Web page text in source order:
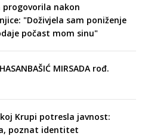
progovorila nakon
"Doživjela sam poniženje
počast mom sinu"
MIRSADA rođ.
Krupi potresla javnost:
poznat identitet